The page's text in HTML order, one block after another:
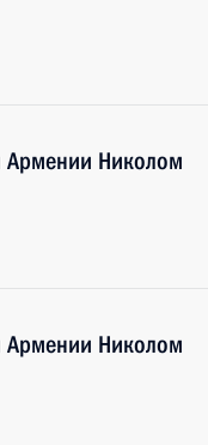
Армении Николом
Армении Николом